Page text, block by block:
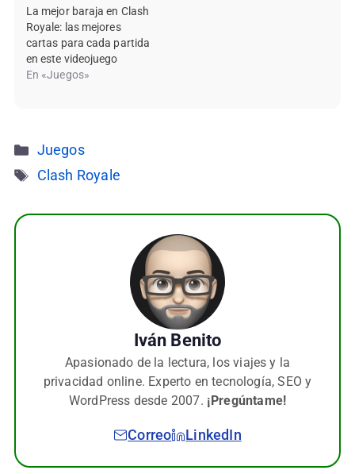
La mejor baraja en Clash
Royale: las mejores
cartas para cada partida
en este videojuego
En «Juegos»
Categorías
Juegos
Etiquetas
Clash Royale
Iván Benito
Apasionado de la lectura, los viajes y la
privacidad online. Experto en tecnología, SEO y
WordPress desde 2007. ¡Pregúntame!
Correo LinkedIn